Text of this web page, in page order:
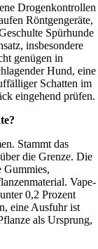
Drogenkontrollen
Röntgengeräte,
Spürhunde
insbesondere
genügen in
Hund, eine
Schatten im
eingehend prüfen.
Stammt das
die Grenze. Die
Gummies,
Vape-
0,2 Prozent
eine Ausfuhr ist
als Ursprung,